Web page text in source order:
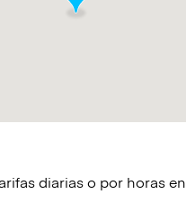
diarias o por horas en